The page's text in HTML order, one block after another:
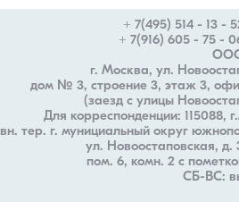
Опт:
+ 7(495) 514 - 13 -
+ 7(916) 605 - 75 -
ООО
г. Москва, ул.
дом № 3, строение 3, этаж 3,
(заезд с улицы
Для корреспонденции: 115088,
вн. тер. г. мунициальный округ
ул. Новоостаповская, д.
пом. 6, комн. 2 с
СБ-ВС: